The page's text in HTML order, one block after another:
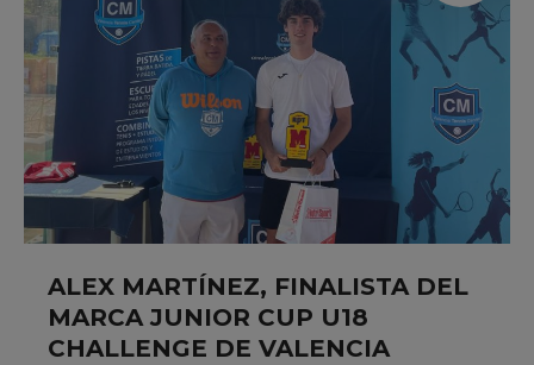
ALEX MARTÍNEZ, FINALISTA DEL
MARCA JUNIOR CUP U18
CHALLENGE DE VALENCIA